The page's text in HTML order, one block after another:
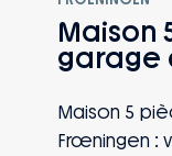
• Une
projet
au quotidien.
Maison
garage
Maison 5
Frœningen :